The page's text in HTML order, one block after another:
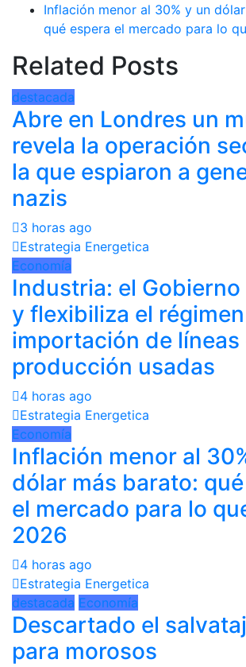
Inflación menor al 30% y un
qué espera el mercado para lo
Related Posts
destacada
Abre en Londres un
revela la operación
la que espiaron a
nazis
3 horas ago
Estrategia Energetica
Economía
Industria: el
y flexibiliza el
importación de líneas
producción usadas
4 horas ago
Estrategia Energetica
Economía
Inflación menor al
dólar más barato:
el mercado para lo
2026
4 horas ago
Estrategia Energetica
destacada Economía
Descartado el
para morosos